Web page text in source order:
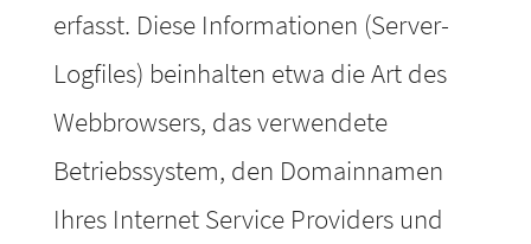
erfasst. Diese Informationen (Server-
Logfiles) beinhalten etwa die Art des
Webbrowsers, das verwendete
Betriebssystem, den Domainnamen
Ihres Internet Service Providers und